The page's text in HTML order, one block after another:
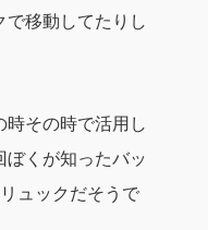
移動してたりし
その時で活用し
くが知ったバッ
ュックだそうで